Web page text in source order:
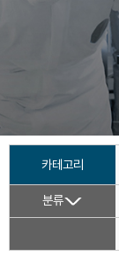
카테고리
분류